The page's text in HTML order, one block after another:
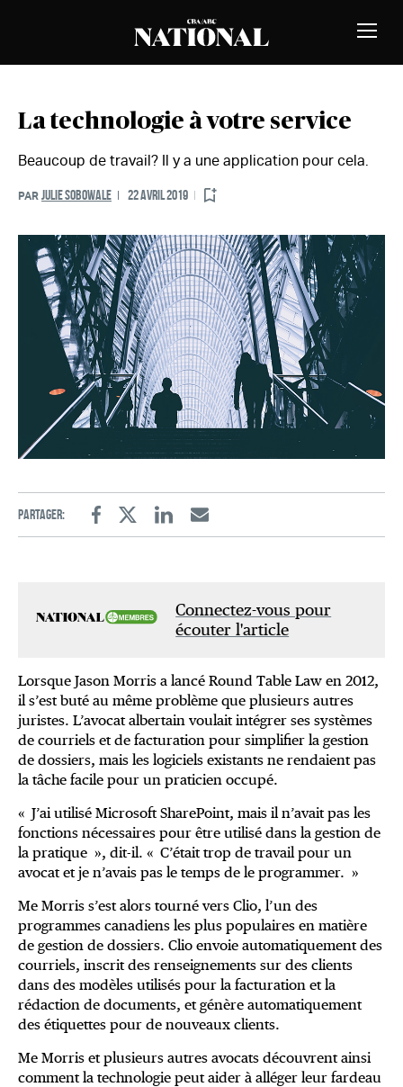
La technologie à votre service
Beaucoup de travail? Il y a une application pour cela.
PAR JULIE SOBOWALE 22 AVRIL 2019
Partager:
FacebookTwitterLinkedinEmail
Connectez-vous pour
écouter l'article
Lorsque Jason Morris a lancé Round Table Law en 2012,
il s’est buté au même problème que plusieurs autres
juristes. L’avocat albertain voulait intégrer ses systèmes
de courriels et de facturation pour simplifier la gestion
de dossiers, mais les logiciels existants ne rendaient pas
la tâche facile pour un praticien occupé.
« J’ai utilisé Microsoft SharePoint, mais il n’avait pas les
fonctions nécessaires pour être utilisé dans la gestion de
la pratique », dit-il. « C’était trop de travail pour un
avocat et je n’avais pas le temps de le programmer. »
Me Morris s’est alors tourné vers Clio, l’un des
programmes canadiens les plus populaires en matière
de gestion de dossiers. Clio envoie automatiquement des
courriels, inscrit des renseignements sur des clients
dans des modèles utilisés pour la facturation et la
rédaction de documents, et génère automatiquement
des étiquettes pour de nouveaux clients.
Me Morris et plusieurs autres avocats découvrent ainsi
comment la technologie peut aider à alléger leur fardeau